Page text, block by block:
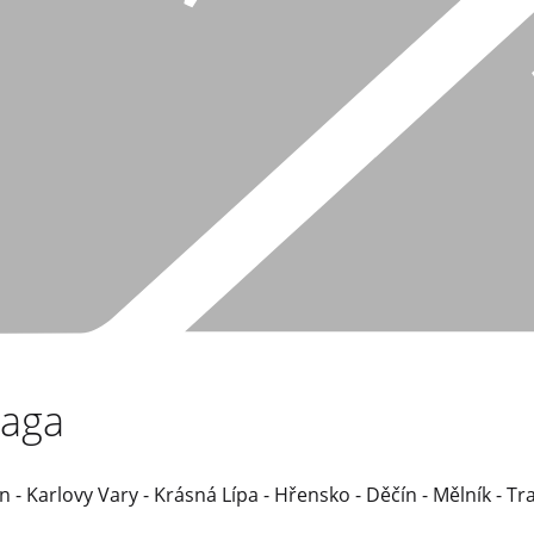
Karlovy Vary - Krásná Lípa - Hřensko - Děčín - Mělník -